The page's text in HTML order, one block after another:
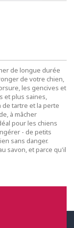
de longue durée
de votre chien,
les gencives et
et plus saines,
tartre et la perte
à mâcher
pour les chiens
- de petits
sans danger.
savon, et parce qu'il